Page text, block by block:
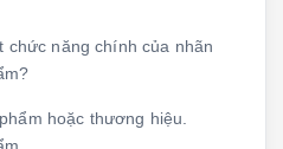
chức năng chính của nhãn
hoặc thương hiệu.